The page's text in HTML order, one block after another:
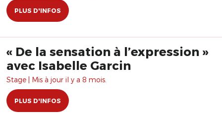
PLUS D'INFOS
« De la sensation à l’expression »
avec Isabelle Garcin
Stage | Mis à jour il y a 8 mois.
PLUS D'INFOS